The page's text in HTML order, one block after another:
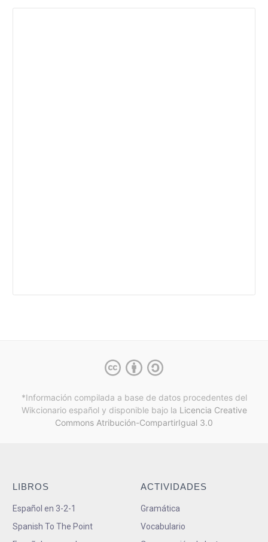
*Información compilada a base de datos procedentes del
Wikcionario español y disponible bajo la Licencia Creative
Commons Atribución-CompartirIgual 3.0
LIBROS
Español en 3-2-1
Spanish To The Point
ACTIVIDADES
Gramática
Vocabulario